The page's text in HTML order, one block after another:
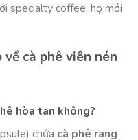
specialty coffee, họ mới
cà phê viên nén
hòa tan không?
chứa cà phê rang